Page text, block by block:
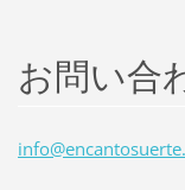
お問い合
info@encantosuer